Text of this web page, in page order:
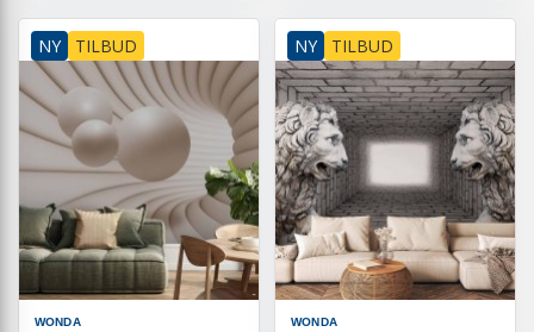
NY TILBUD
WONDA
NY TILBUD
WONDA